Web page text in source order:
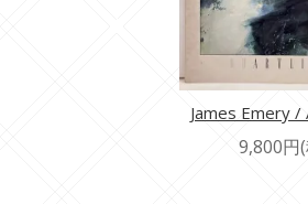
James Emery
9,800円